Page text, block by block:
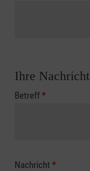
Ihre Nachricht
Betreff*
Nachricht *